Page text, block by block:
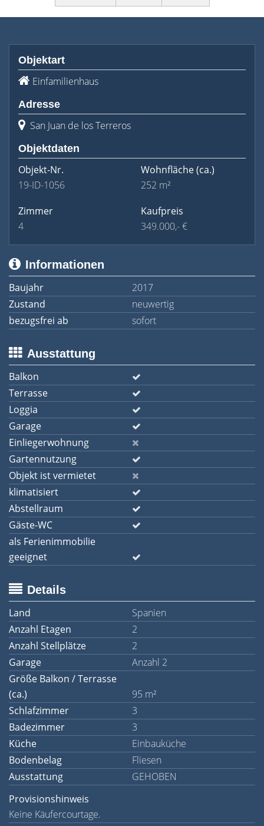
Objektart
Einfamilienhaus
Adresse
San Juan de los Terreros
Objektdaten
Objekt-Nr.
19-ID-1056
Wohnfläche(ca.)
252 m²
Zimmer
4
Kaufpreis
349.000,- €
Informationen
Baujahr
2017
Zustand
neuwertig
bezugsfrei ab
sofort
Ausstattung
Balkon
Terrasse
Loggia
Garage
Einliegerwohnung
Gartennutzung
Objekt ist vermietet
klimatisiert
Abstellraum
Gäste-WC
als Ferienimmobilie
geeignet
Details
Land
Spanien
Anzahl Etagen
2
Anzahl Stellplätze
2
Garage
Anzahl 2
Größe Balkon / Terrasse
(ca.)
95 m²
Schlafzimmer
3
Badezimmer
3
Küche
Einbauküche
Bodenbelag
Fliesen
Ausstattung
GEHOBEN
Provisionshinweis
Keine Käufercourtage.